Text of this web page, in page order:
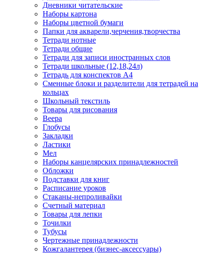
Дневники читательские
Наборы картона
Наборы цветной бумаги
Папки для акварели,черчения,творчества
Тетради нотные
Тетради общие
Тетради для записи иностранных слов
Тетради школьные (12,18,24л)
Тетрадь для конспектов А4
Сменные блоки и разделители для тетрадей на
кольцах
Школьный текстиль
Товары для рисования
Веера
Глобусы
Закладки
Ластики
Мел
Наборы канцелярских принадлежностей
Обложки
Подставки для книг
Расписание уроков
Стаканы-непроливайки
Счетный материал
Товары для лепки
Точилки
Тубусы
Чертежные принадлежности
Кожгалантерея (бизнес-аксессуары)